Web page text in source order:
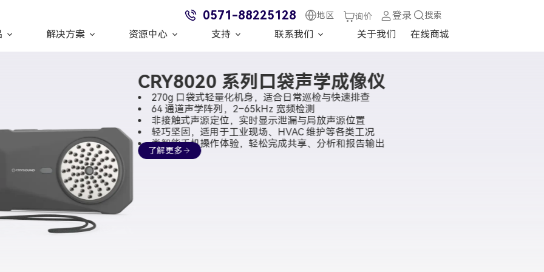
0571-88225128 地区 询价 登录 搜索
解决方案 资源中心 支持 联系我们 关于我们 在线商城
CRY8020 系列口袋声学成像仪
270g 口袋式轻量化机身，适合日常巡检与快速排查
64 通道声学阵列，2–65kHz 宽频检测
非接触式声源定位，实时显示泄漏与局放声源位置
轻巧坚固，适用于工业现场、HVAC 维护等各类工况
类智能手机操作体验，轻松完成共享、分析和报告输出
了解更多